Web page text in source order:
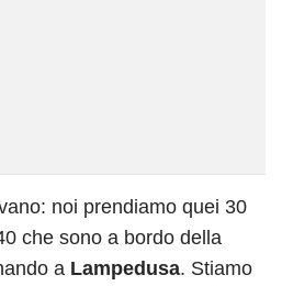
noi prendiamo quei 30
che sono a bordo della
a Lampedusa. Stiamo